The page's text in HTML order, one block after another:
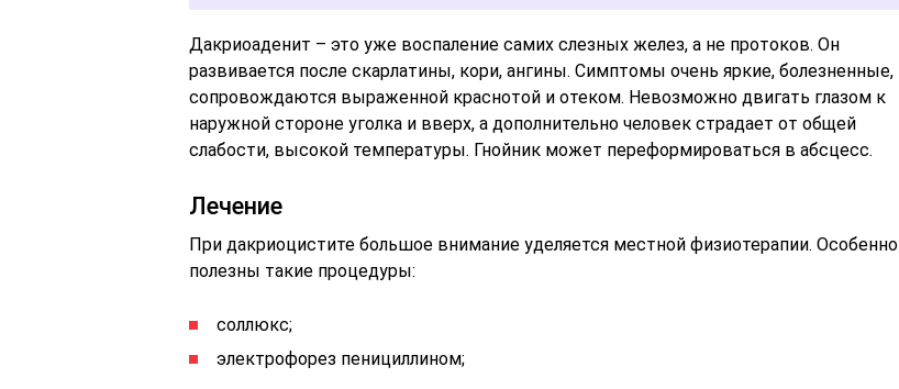
Дакриоаденит – это уже воспаление самих слезных желез, а не протоков. Он
развивается после скарлатины, кори, ангины. Симптомы очень яркие, болезненные,
сопровождаются выраженной краснотой и отеком. Невозможно двигать глазом к
наружной стороне уголка и вверх, а дополнительно человек страдает от общей
слабости, высокой температуры. Гнойник может переформироваться в абсцесс.
Лечение
При дакриоцистите большое внимание уделяется местной физиотерапии. Особенно
полезны такие процедуры:
соллюкс;
электрофорез пенициллином;